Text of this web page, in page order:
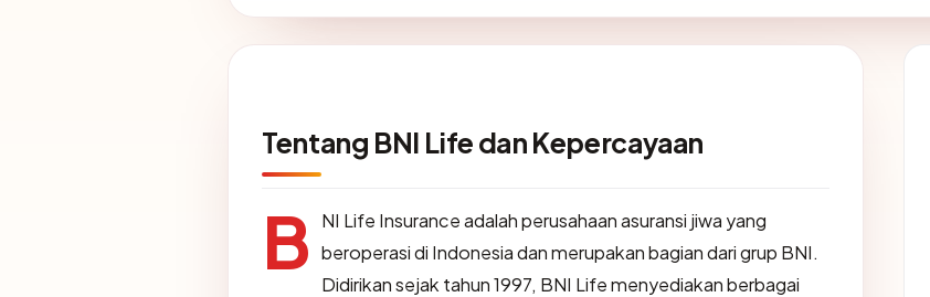
Tentang BNI Life dan Kepercayaan
B
NI Life Insurance adalah perusahaan asuransi jiwa yang
beroperasi di Indonesia dan merupakan bagian dari grup BNI.
Didirikan sejak tahun 1997, BNI Life menyediakan berbagai